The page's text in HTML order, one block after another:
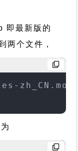
即最新版的
两个文件，
zh_CN.mo